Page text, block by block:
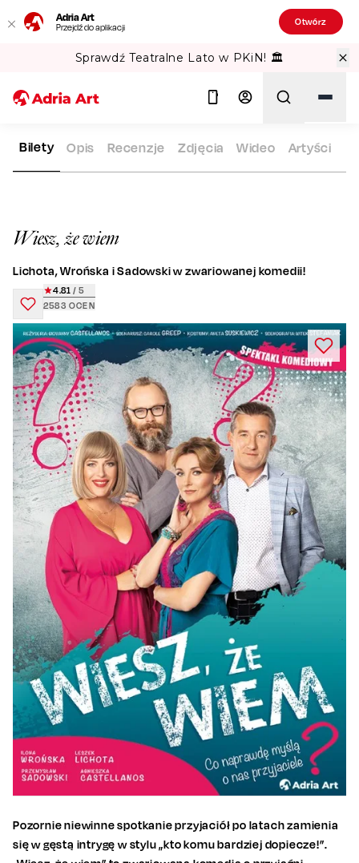
Adria Art
Przejdź do aplikacji Otwórz
Sprawdź Teatralne Lato w PKiN! 🏛️
ADRIA ART REPERTUAR WIESZ, ŻE WIEM
Wiesz, że wiem
Lichota, Wrońska i Sadowski w zwariowanej komedii!
2583 OCEN
4.81 / 5
Bilety Opis Recenzje Zdjęcia Wideo Artyści
Pozornie niewinne spotkanie przyjaciół po latach zamienia
się w gęstą intrygę w stylu „kto komu bardziej dopiecze!”.